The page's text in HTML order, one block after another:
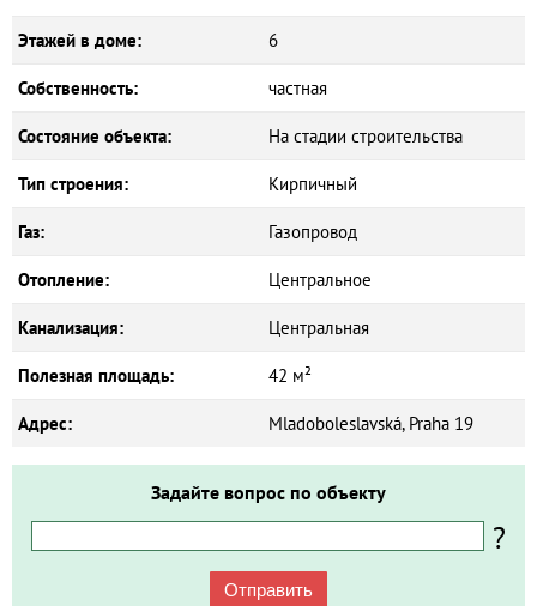
Этажей в доме: 6
Собственность: частная
Состояние объекта: На стадии строительства
Тип строения: Кирпичный
Газ: Газопровод
Отопление: Центральное
Канализация: Центральная
Полезная площадь: 42 м²
Адрес: Mladoboleslavská, Praha 19
Задайте вопрос по объекту
?
Отправить